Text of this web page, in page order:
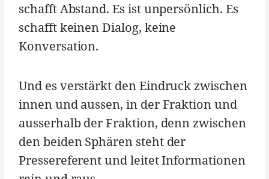
schafft Abstand. Es ist unpersönlich. Es
schafft keinen Dialog, keine
Konversation.
Und es verstärkt den Eindruck zwischen
innen und aussen, in der Fraktion und
ausserhalb der Fraktion, denn zwischen
den beiden Sphären steht der
Pressereferent und leitet Informationen